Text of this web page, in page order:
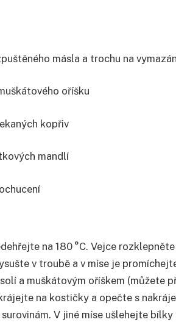
másla a trochu na
oříšku
kopřiv
mandlí
na 180 °C. Vejce
v troubě a v míse je
a muškátovým oříškem (můžete
na kostičky a opečte s
V jiné míse ušlehejte